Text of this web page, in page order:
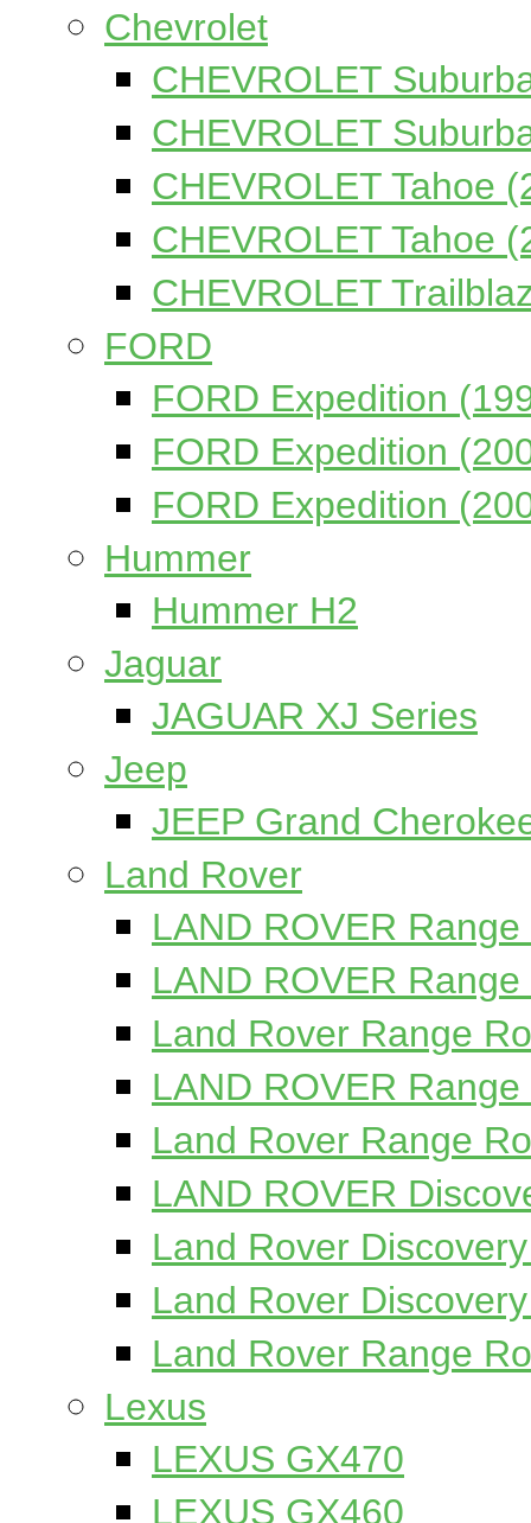
Chevrolet
CHEVROLET
CHEVROLET
CHEVROLET Tahoe
CHEVROLET Tahoe
CHEVROLET
FORD
FORD Expedition
FORD Expedition
FORD Expedition
Hummer
Hummer H2
Jaguar
JAGUAR XJ Series
Jeep
JEEP Grand
Land Rover
LAND ROVER
LAND ROVER
Land Rover Range
LAND ROVER
Land Rover Range
LAND ROVER
Land Rover
Land Rover
Land Rover Range
Lexus
LEXUS GX470
LEXUS GX460